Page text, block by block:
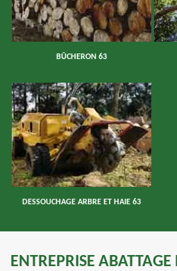
BÛCHERON 63
DESSOUCHAGE ARBRE ET HAIE 63
ENTREPRISE ABATTAGE